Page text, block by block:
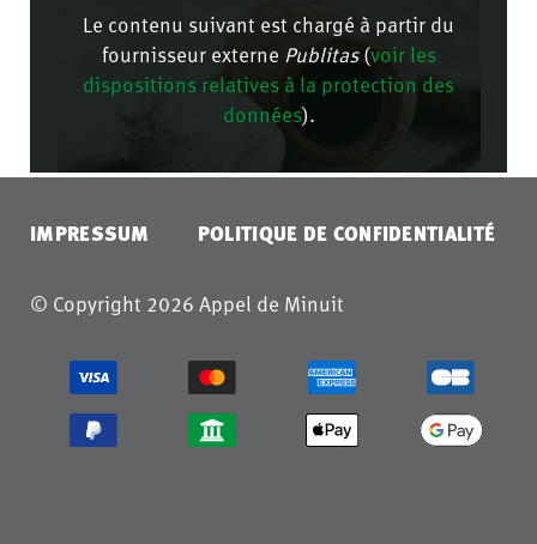
Le contenu suivant est chargé à partir du
fournisseur externe Publitas(voir les
dispositions relatives à la protection des
données).
IMPRESSUM
POLITIQUE DE CONFIDENTIALITÉ
© Copyright 2026 Appel de Minuit